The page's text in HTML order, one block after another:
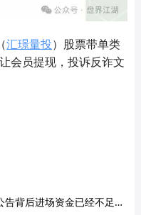
汇璟量投）股票带单类
会员提现，投诉反诈文
资金已经不足，即将崩盘跑路！